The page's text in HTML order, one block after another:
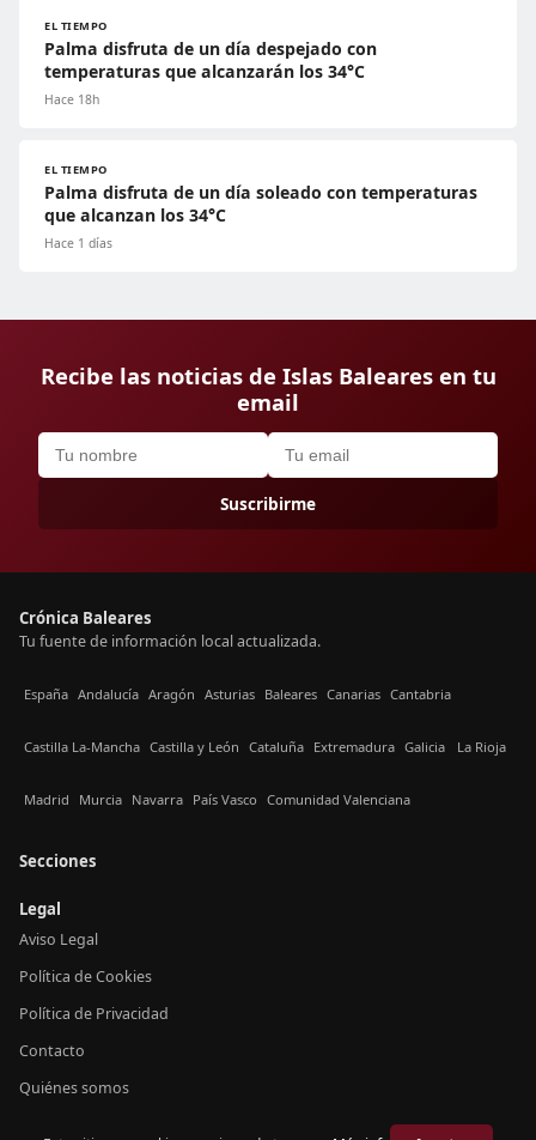
EL TIEMPO
Palma disfruta de un día despejado con
temperaturas que alcanzarán los 34°C
Hace 18h
EL TIEMPO
Palma disfruta de un día soleado con temperaturas
que alcanzan los 34°C
Hace 1 días
Recibe las noticias de Islas Baleares en tu
email
Suscribirme
Crónica Baleares
Tu fuente de información local actualizada.
España Andalucía Aragón Asturias Baleares Canarias Cantabria
Castilla La-Mancha Castilla y León Cataluña Extremadura Galicia La Rioja
Madrid Murcia Navarra País Vasco Comunidad Valenciana
Secciones
Legal
Aviso Legal
Política de Cookies
Política de Privacidad
Contacto
Quiénes somos